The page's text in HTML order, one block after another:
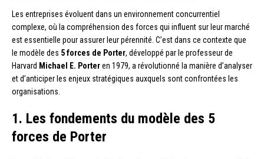
Les entreprises évoluent dans un environnement concurrentiel
complexe, où la compréhension des forces qui influent sur leur marché
est essentielle pour assurer leur pérennité. C’est dans ce contexte que
le modèle des 5 forces de Porter, développé par le professeur de
Harvard Michael E. Porteren 1979, a révolutionné la manière d’analyser
et d’anticiper les enjeux stratégiques auxquels sont confrontées les
organisations.
1. Les fondements du modèle des 5
forces de Porter